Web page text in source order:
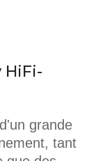
HiFi-
grande
tant